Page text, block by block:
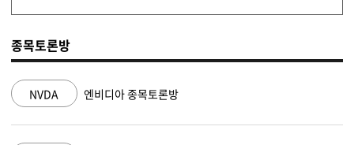
종목토론방
NVDA 엔비디아 종목토론방